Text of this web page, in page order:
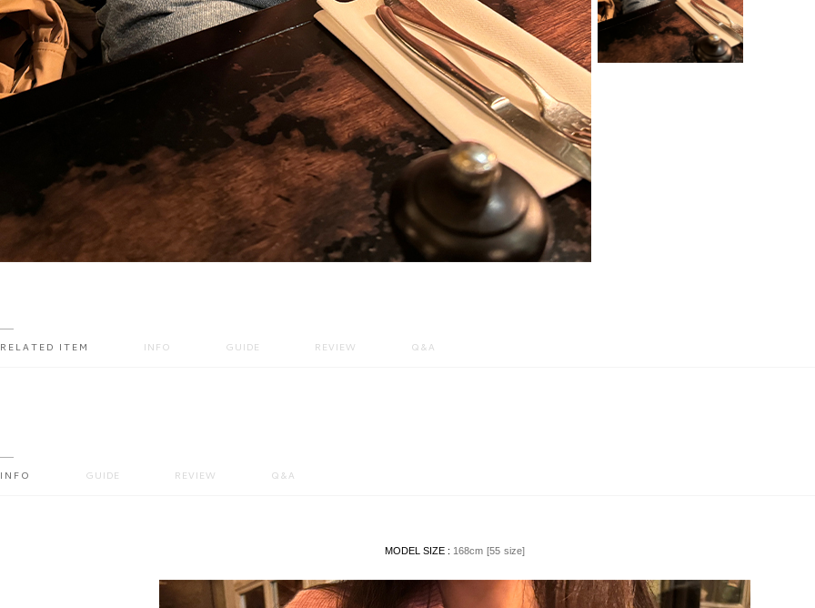
RELATED ITEM INFO GUIDE REVIEW Q&A
INFO GUIDE REVIEW Q&A
MODEL SIZE : 168cm [55 size]